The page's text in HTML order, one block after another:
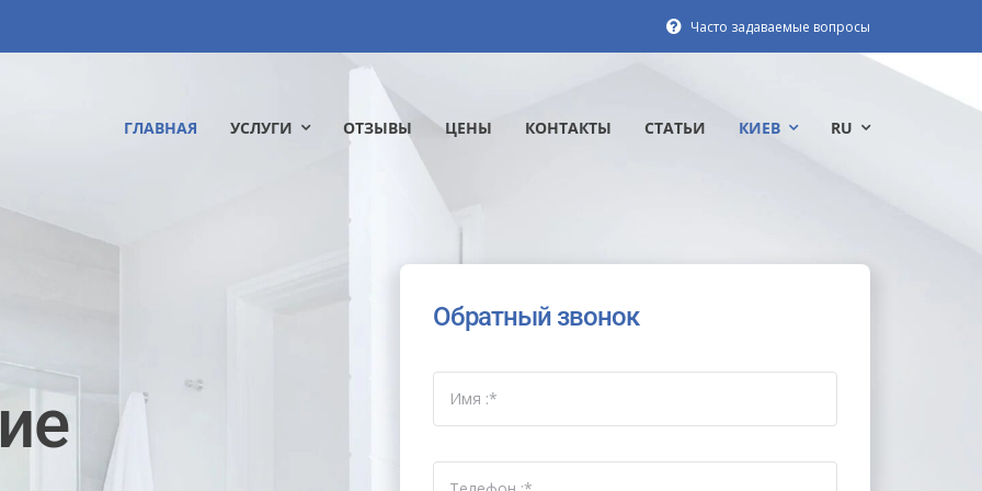
Часто задаваемые вопросы
ГЛАВНАЯ УСЛУГИ ОТЗЫВЫ ЦЕНЫ КОНТАКТЫ СТАТЬИ КИЕВ RU
Обратный звонок